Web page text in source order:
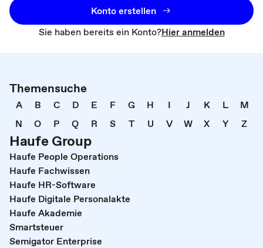
Konto erstellen
Sie haben bereits ein Konto?Hier anmelden
Themensuche
A B C D E F G H I J K L
M
N
O P Q R S T U V W X Y Z
Haufe Group
Haufe People Operations
Haufe Fachwissen
Haufe HR-Software
Haufe Digitale Personalakte
Haufe Akademie
Smartsteuer
Semigator Enterprise